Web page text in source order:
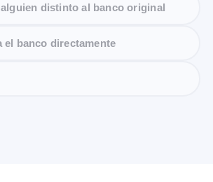
distinto al banco original
el banco directamente